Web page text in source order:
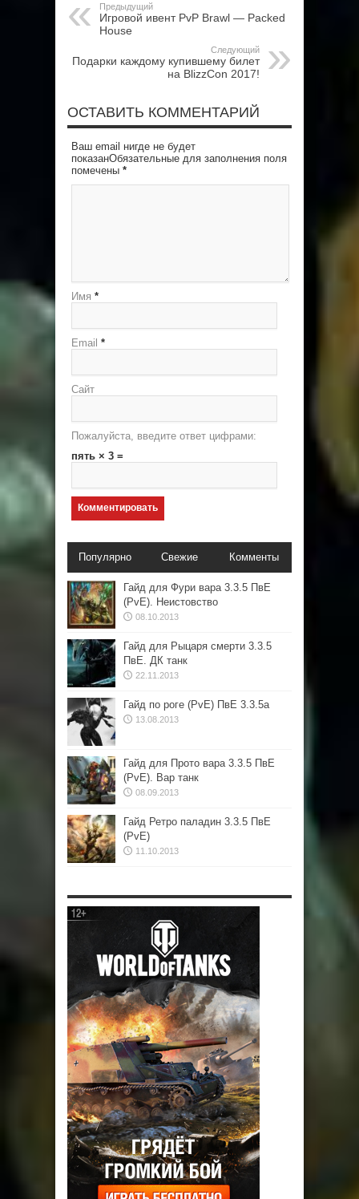
Предыдущий
Игровой ивент PvP Brawl — Packed
House
Следующий
Подарки каждому купившему билет
на BlizzCon 2017!
ОСТАВИТЬ КОММЕНТАРИЙ
Ваш email нигде не будет
показанОбязательные для заполнения поля
помечены *
Имя *
Email *
Сайт
Пожалуйста, введите ответ цифрами:
пять × 3 =
Популярно Свежие Комменты
Гайд для Фури вара 3.3.5 ПвЕ
(PvE). Неистовство
08.10.2013
Гайд для Рыцаря смерти 3.3.5
ПвЕ. ДК танк
22.11.2013
Гайд по роге (PvE) ПвЕ 3.3.5а
13.08.2013
Гайд для Прото вара 3.3.5 ПвЕ
(PvE). Вар танк
08.09.2013
Гайд Ретро паладин 3.3.5 ПвЕ
(PvE)
11.10.2013